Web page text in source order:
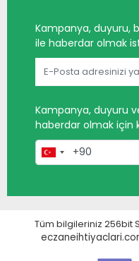
Kampanya, duyuru,
ile haberdar olmak
Kampanya, duyuru
haberdar olmak için
Tüm bilgileriniz 256bit